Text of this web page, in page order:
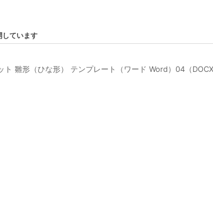
しています
雛形（ひな形） テンプレート（ワード Word）04（